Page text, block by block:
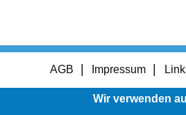
Footer
menu
AGB Impressum
Wir verwenden